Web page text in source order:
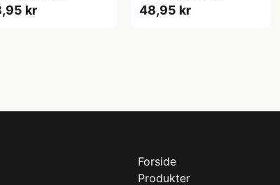
kr 48,95 kr
Forside
Produkter